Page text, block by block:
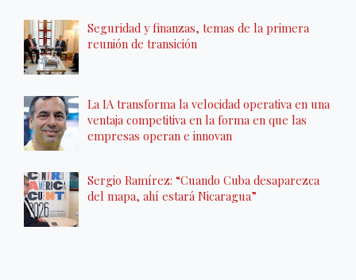
Seguridad y finanzas, temas de la primera
reunión de transición
La IA transforma la velocidad operativa en una
ventaja competitiva en la forma en que las
empresas operan e innovan
Sergio Ramírez: “Cuando Cuba desaparezca
del mapa, ahí estará Nicaragua”